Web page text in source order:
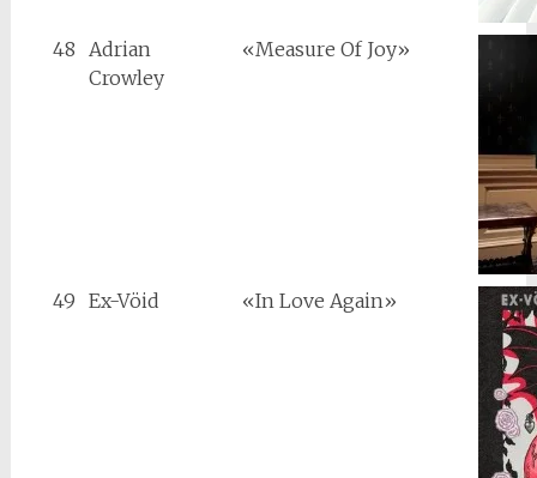
48 Adrian
Crowley
«Measure Of Joy»
49 Ex-Vöid «In Love Again»